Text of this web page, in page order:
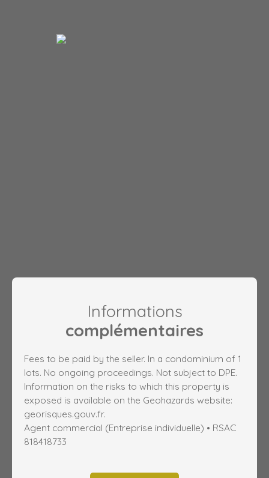
Informations
complémentaires
Fees to be paid by the seller. In a condominium of 1
lots. No ongoing proceedings. Not subject to DPE.
Information on the risks to which this property is
exposed is available on the Geohazards website:
georisques.gouv.fr.
Agent commercial (Entreprise individuelle) • RSAC
818418733